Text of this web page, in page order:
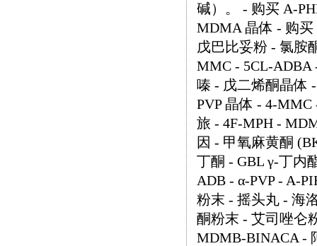
碱）。 - 购买 A-
MDMA 晶体 - 购买
戊巴比妥粉 - 氯胺
MMC - 5CL-ADBA
嗪 - 戊二烯酮晶体
PVP 晶体 - 4-
旅 - 4F-MPH -
因 - 甲氧麻黄酮
丁酮 - GBL γ-丁内
ADB - α-PVP - A-
粉末 - 摇头丸 - 海
酮粉末 - 艾司唑仑
MDMB-BINACA -